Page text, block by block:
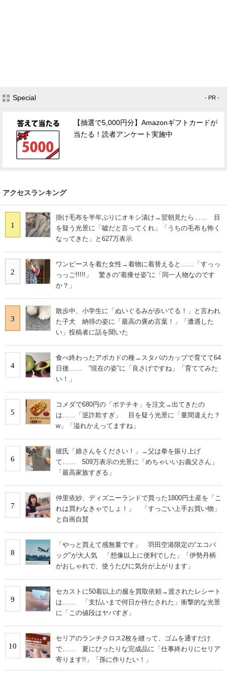
Special - PR -
【抽選で5,000円分】Amazonギフトカードが
当たる！読者アンケート実施中
アクセスランキング
1
掛け毛布を半年ぶりにオキシ漬け→翌朝見たら…… 目
を疑う光景に「嘘だと言ってくれ」「うちの毛布も怖く
なってきた」と627万表示
2
ワンピースを着た女性→着物に着替えると……「すっっ
っっご!!!!!」 驚きの“着痩せ姿”に「同一人物なのです
か？」
3
散歩中、小学生に「ぬいぐるみが歩いてる！」と言われ
た子犬 納得の姿に「最高の褒め言葉！」「遭遇した
い」投稿者に話を聞いた
4
食べ終わったアボカドの種→スタバのカップで育てて64
日後…… “現在の姿”に「良さげですね」「育ててみた
い！」
5
コメダで680円の「ポテチキ」を注文→出てきたの
は……「逆詐欺すぎ」 目を疑う光景に「量間違えた？
w」「溢れかえってますね」
6
彼氏「娘さんをください！」→父は拳を振り上げ
て…… 509万表示の光景に「めちゃいいお義父さん」
「最高家族すぎる」
7
仲里依紗、ディズニーランドで買った1800円土産を「こ
れは買わなきゃでしょ！」 「すっごい上手お買い物」
と自画自賛
8
「やっと買えて感無量です」 羽田空港限定の“エコバ
ッグ”が大人気 「想像以上に便利でした」「伊勢丹柄
がおしゃれで、使うたびに気分が上がります」
9
セカストに50着以上の服を買取依頼→渡されたレシート
は…… 「支払いまで何日か待たされた」衝撃的な光景
に「この値段はヤバすぎ」
10
セリアのランチクロス2枚を縫って、ゴムを通すだけ
で…… 夏にぴったりな完成品に「仕事終わりにセリア
寄ります!!」「孫に作りたい！」